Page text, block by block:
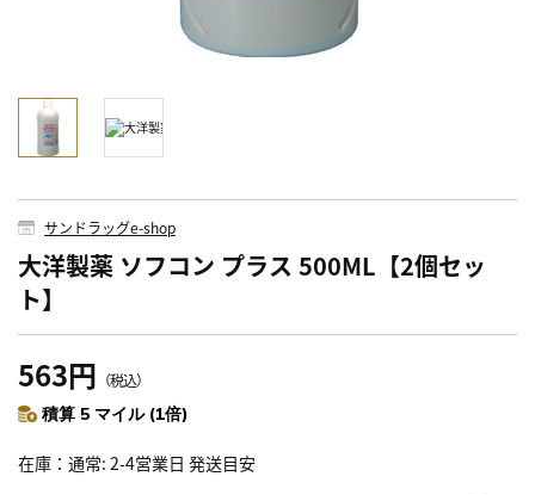
サンドラッグe-shop
大洋製薬 ソフコン プラス 500ML【2個セッ
ト】
563円 （税込）
積算 5 マイル (1倍)
在庫 通常: 2-4営業日 発送目安